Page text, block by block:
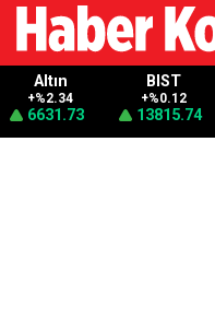
Altın
+%2.34
6631.73
BIST
+%0.12
13815.74